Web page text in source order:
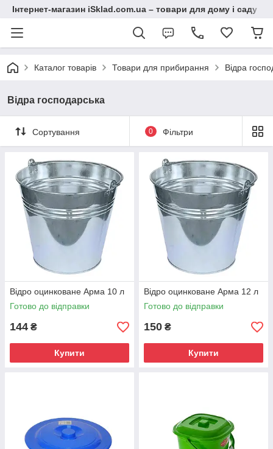
Інтернет-магазин iSklad.com.ua – товари для дому і саду
Каталог товарів Товари для прибирання Відра
Відра господарська
Сортування 0 Фільтри
Відро оцинковане Арма 10 л
Готово до відправки
144 ₴
Купити
Відро оцинковане Арма 12 л
Готово до відправки
150 ₴
Купити